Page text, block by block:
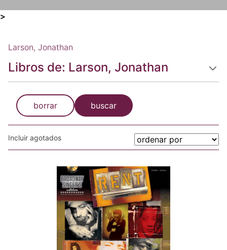
>
Larson, Jonathan
Libros de: Larson, Jonathan
borrar buscar
Incluir agotados